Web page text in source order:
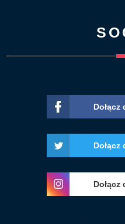
Dołącz
Dołącz
Dołącz